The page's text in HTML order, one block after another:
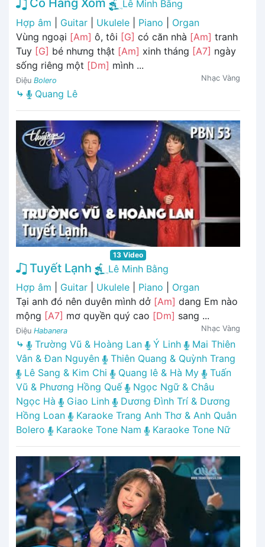
Cô Hàng Xóm
Lê Minh Bằng
Hợp âm
Guitar Ukulele Piano
Organ
Vùng ngoại [Am] ô, tôi [G] có căn nhà [Am] tranh
Tuy [G] bé nhưng thật [Am] xinh tháng [A7] ngày
sống riêng một [Dm] mình ...
Điệu Bolero Nhạc Vàng
⤷ Quang Lê
13 Video
Tuyết Lạnh
Lê Minh Bằng
Hợp âm
Guitar Ukulele Piano
Organ
Tại anh đó nên duyên mình dở [Am] dang Em nào
mộng [A7] mơ quyền quý cao [Dm] sang ...
Điệu Habanera Nhạc Vàng
⤷ Trường Vũ & Hoàng Lan Ý Linh
Mai Thiên
Vân & Đan Nguyên
Thiên Quang & Quỳnh Trang
Lê Sang & Kim Chi
Quang lê & Hà My
Tuấn
Vũ & Phương Hồng Quế
Ngọc Ngữ & Châu
Ngọc Hà
Giao Linh
Dương Đình Trí & Dương
Hồng Loan
Karaoke Trang Anh Thơ & Anh Quân
Bolero
Karaoke Tone Nam Karaoke Tone Nữ